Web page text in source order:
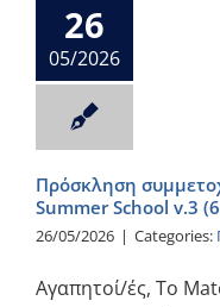
26
05/2026
Πρόσκληση
Summer School v.3
26/05/2026 | Categories:
Αγαπητοί/ές, Το